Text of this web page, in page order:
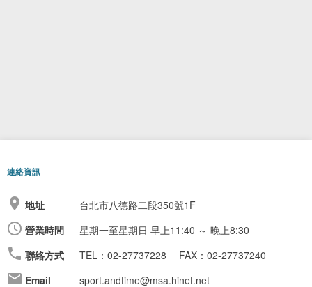
連絡資訊
地址
台北市八德路二段350號1F
營業時間
星期一至星期日 早上11:40 ～ 晚上8:30
聯絡方式
TEL：02-27737228
FAX：02-27737240
Email
sport.andtime@msa.hinet.net